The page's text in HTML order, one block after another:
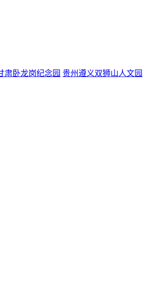
肃卧龙岗纪念园 贵州遵义双狮山人文园